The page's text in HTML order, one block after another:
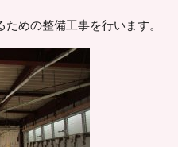
めの整備工事を行います。